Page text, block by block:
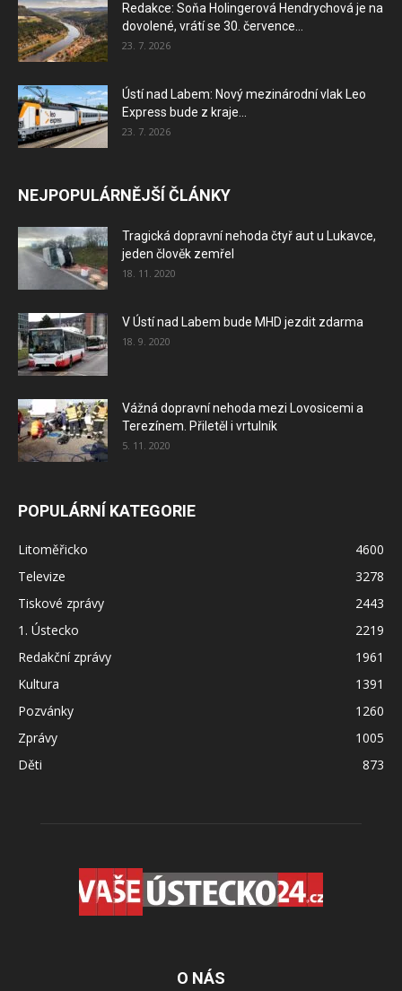
Redakce: Soňa Holingerová Hendrychová je na
dovolené, vrátí se 30. července...
23. 7. 2026
Ústí nad Labem: Nový mezinárodní vlak Leo
Express bude z kraje...
23. 7. 2026
NEJPOPULÁRNĚJŠÍ ČLÁNKY
Tragická dopravní nehoda čtyř aut u Lukavce,
jeden člověk zemřel
18. 11. 2020
V Ústí nad Labem bude MHD jezdit zdarma
18. 9. 2020
Vážná dopravní nehoda mezi Lovosicemi a
Terezínem. Přiletěl i vrtulník
5. 11. 2020
POPULÁRNÍ KATEGORIE
Litoměřicko
4600
Televize
3278
Tiskové zprávy
2443
1. Ústecko
2219
Redakční zprávy
1961
Kultura
1391
Pozvánky
1260
Zprávy
1005
Děti
873
O NÁS